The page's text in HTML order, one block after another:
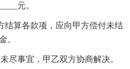
元。
结算各款项，应向甲方偿付未结
。
尽事宜，甲乙双方协商解决。